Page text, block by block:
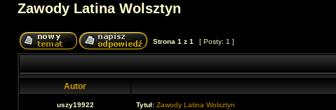
Zawody Latina Wolsztyn
Strona 1 z 1 [ Posty: 1 ]
Autor
uszy19922 Tytuł: Zawody Latina Wolsztyn